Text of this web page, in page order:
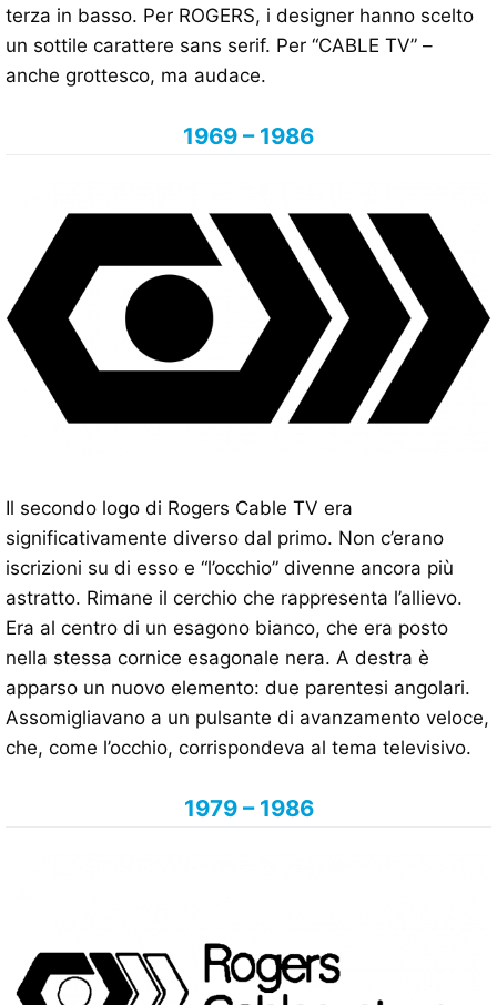
terza in basso. Per ROGERS, i designer hanno scelto
un sottile carattere sans serif. Per “CABLE TV” –
anche grottesco, ma audace.
1969 – 1986
Il secondo logo di Rogers Cable TV era
significativamente diverso dal primo. Non c’erano
iscrizioni su di esso e “l’occhio” divenne ancora più
astratto. Rimane il cerchio che rappresenta l’allievo.
Era al centro di un esagono bianco, che era posto
nella stessa cornice esagonale nera. A destra è
apparso un nuovo elemento: due parentesi angolari.
Assomigliavano a un pulsante di avanzamento veloce,
che, come l’occhio, corrispondeva al tema televisivo.
1979 – 1986